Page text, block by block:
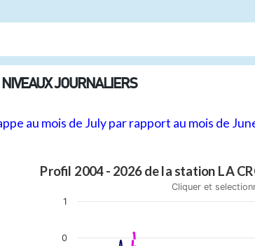
NIVEAUX JOURNALIERS
au mois de July par rapport au mois de
Profil 2004 - 2026 de la station
Cliquer et
0
1